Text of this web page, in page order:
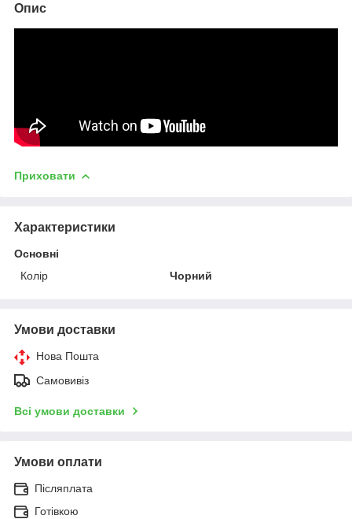
Опис
Приховати
Характеристики
Основні
Колір
Чорний
Умови доставки
Нова Пошта
Самовивіз
Всі умови доставки
Умови оплати
Післяплата
Готівкою